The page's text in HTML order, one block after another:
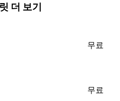
더 보기
무료
무료